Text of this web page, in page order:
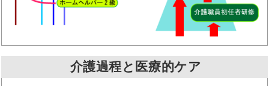
介護過程と医療的ケア